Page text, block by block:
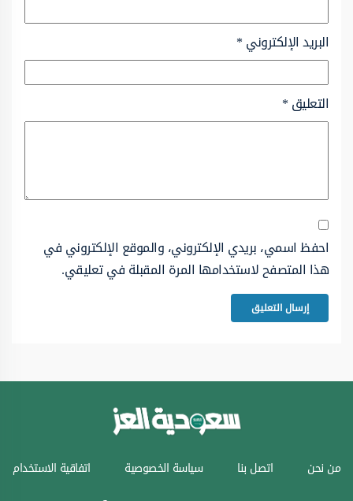
البريد الإلكتروني*
التعليق*
احفظ اسمي، بريدي الإلكتروني، والموقع الإلكتروني في
هذا المتصفح لاستخدامها المرة المقبلة في تعليقي.
من نحن اتصل بنا سياسة الخصوصية اتفاقية الاستخدام